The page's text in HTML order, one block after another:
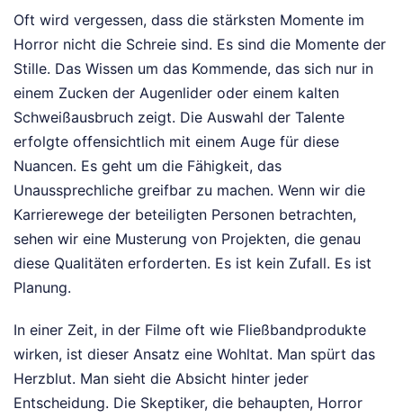
Oft wird vergessen, dass die stärksten Momente im
Horror nicht die Schreie sind. Es sind die Momente der
Stille. Das Wissen um das Kommende, das sich nur in
einem Zucken der Augenlider oder einem kalten
Schweißausbruch zeigt. Die Auswahl der Talente
erfolgte offensichtlich mit einem Auge für diese
Nuancen. Es geht um die Fähigkeit, das
Unaussprechliche greifbar zu machen. Wenn wir die
Karrierewege der beteiligten Personen betrachten,
sehen wir eine Musterung von Projekten, die genau
diese Qualitäten erforderten. Es ist kein Zufall. Es ist
Planung.
In einer Zeit, in der Filme oft wie Fließbandprodukte
wirken, ist dieser Ansatz eine Wohltat. Man spürt das
Herzblut. Man sieht die Absicht hinter jeder
Entscheidung. Die Skeptiker, die behaupten, Horror